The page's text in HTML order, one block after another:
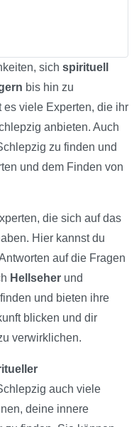
sich spirituell
bis hin zu
es viele Experten, die ihr
anbieten. Auch
zu finden und
und dem Finden von
die sich auf das
Hier kannst du
auf die Fragen
Hellseher und
und bieten ihre
blicken und dir
verwirklichen.
auch viele
deine innere